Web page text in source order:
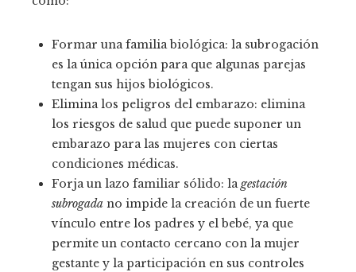
Formar una familia biológica: la subrogación
es la única opción para que algunas parejas
tengan sus hijos biológicos.
Elimina los peligros del embarazo: elimina
los riesgos de salud que puede suponer un
embarazo para las mujeres con ciertas
condiciones médicas.
Forja un lazo familiar sólido: lagestación
subrogada no impide la creación de un fuerte
vínculo entre los padres y el bebé, ya que
permite un contacto cercano con la mujer
gestante y la participación en sus controles